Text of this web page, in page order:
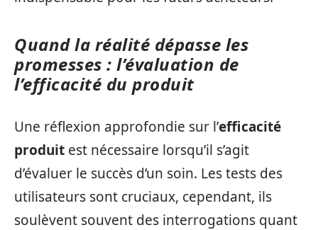
Quand la réalité dépasse les
promesses : l’évaluation de
l’efficacité du produit
Une réflexion approfondie sur l’efficacité
produit est nécessaire lorsqu’il s’agit
d’évaluer le succès d’un soin. Les tests des
utilisateurs sont cruciaux, cependant, ils
soulèvent souvent des interrogations quant